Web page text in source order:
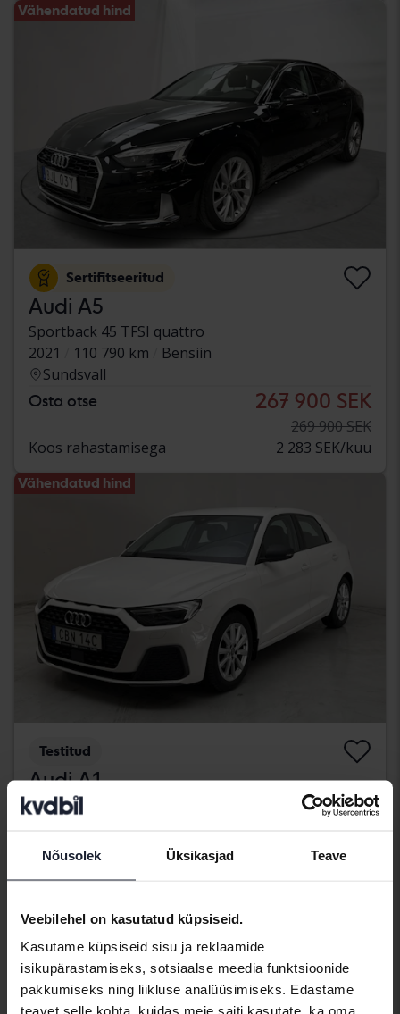
Nõusolek Üksikasjad Teave
Veebilehel on kasutatud küpsiseid.
Kasutame küpsiseid sisu ja reklaamide
isikupärastamiseks, sotsiaalse meedia funktsioonide
pakkumiseks ning liikluse analüüsimiseks. Edastame
teavet selle kohta, kuidas meie saiti kasutate, ka oma
Vähendatud hind
Sertifitseeritud
Audi A5
Sportback 45 TFSI quattro
2021
110 790 km
Bensiin
Sundsvall
Osta otse 267 900 SEK
269 900 SEK
Koos rahastamisega
2 283 SEK/kuu
Vähendatud hind
Testitud
Audi A1
Sportback 30 TFSI
Kungälv (Ellesbo)
Koos rahastamisega
Vähendatud hind